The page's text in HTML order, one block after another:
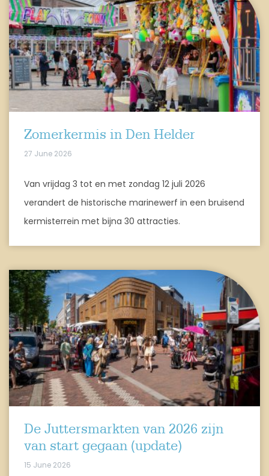
Zomerkermis in Den Helder
27 June 2026
Van vrijdag 3 tot en met zondag 12 juli 2026
verandert de historische marinewerf in een bruisend
kermisterrein met bijna 30 attracties.
De Juttersmarkten van 2026 zijn
van start gegaan (update)
15 June 2026